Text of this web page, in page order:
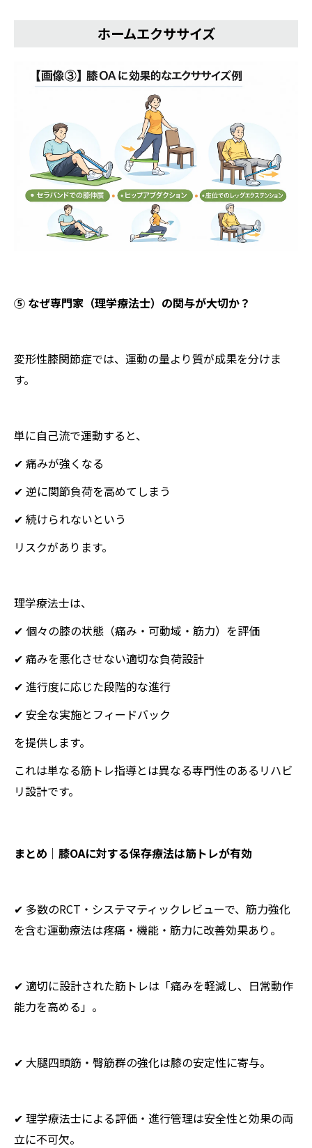
ホームエクササイズ
⑤ なぜ専門家（理学療法士）の関与が大切か？
変形性膝関節症では、運動の量より質が成果を分けま
す。
単に自己流で運動すると、
✔ 痛みが強くなる
✔ 逆に関節負荷を高めてしまう
✔ 続けられないという
リスクがあります。
理学療法士は、
✔ 個々の膝の状態（痛み・可動域・筋力）を評価
✔ 痛みを悪化させない適切な負荷設計
✔ 進行度に応じた段階的な進行
✔ 安全な実施とフィードバック
を提供します。
これは単なる筋トレ指導とは異なる専門性のあるリハビ
リ設計です。
まとめ｜膝OAに対する保存療法は筋トレが有効
✔ 多数のRCT・システマティックレビューで、筋力強化
を含む運動療法は疼痛・機能・筋力に改善効果あり。
✔ 適切に設計された筋トレは「痛みを軽減し、日常動作
能力を高める」。
✔ 大腿四頭筋・臀筋群の強化は膝の安定性に寄与。
✔ 理学療法士による評価・進行管理は安全性と効果の両
立に不可欠。